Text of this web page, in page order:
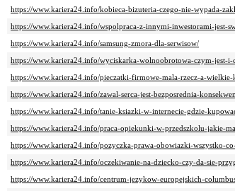
https://www.kariera24.info/kobieca-bizuteria-czego-nie-wypada-
https://www.kariera24.info/wspolpraca-z-innymi-inwestorami-jest-
https://www.kariera24.info/samsung-zmora-dla-serwisow/
https://www.kariera24.info/wyciskarka-wolnoobrotowa-czym-jest-
https://www.kariera24.info/pieczatki-firmowe-mala-rzecz-a-wielkie-
https://www.kariera24.info/zawal-serca-jest-bezposrednia-
https://www.kariera24.info/tanie-ksiazki-w-internecie-gdzie-
https://www.kariera24.info/praca-opiekunki-w-przedszkolu-jakie-
https://www.kariera24.info/pozyczka-prawa-obowiazki-wszystko-
https://www.kariera24.info/oczekiwanie-na-dziecko-czy-da-sie-
https://www.kariera24.info/centrum-jezykow-europejskich-